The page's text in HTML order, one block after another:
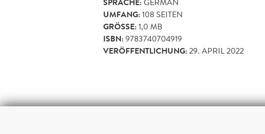
SPRACHE:
UMFANG:108 SEITEN
GRÖSSE: 1,0 MB
ISBN:9783740704919
VERÖFFENTLICHUNG:29. APRIL 2022